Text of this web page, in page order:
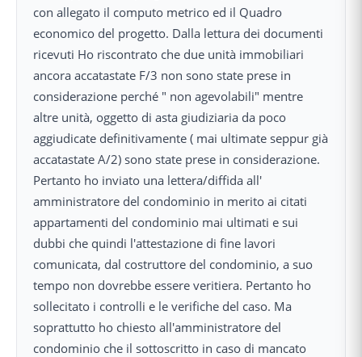
con allegato il computo metrico ed il Quadro
economico del progetto. Dalla lettura dei documenti
ricevuti Ho riscontrato che due unità immobiliari
ancora accatastate F/3 non sono state prese in
considerazione perché " non agevolabili" mentre
altre unità, oggetto di asta giudiziaria da poco
aggiudicate definitivamente ( mai ultimate seppur già
accatastate A/2) sono state prese in considerazione.
Pertanto ho inviato una lettera/diffida all'
amministratore del condominio in merito ai citati
appartamenti del condominio mai ultimati e sui
dubbi che quindi l'attestazione di fine lavori
comunicata, dal costruttore del condominio, a suo
tempo non dovrebbe essere veritiera. Pertanto ho
sollecitato i controlli e le verifiche del caso. Ma
soprattutto ho chiesto all'amministratore del
condominio che il sottoscritto in caso di mancato